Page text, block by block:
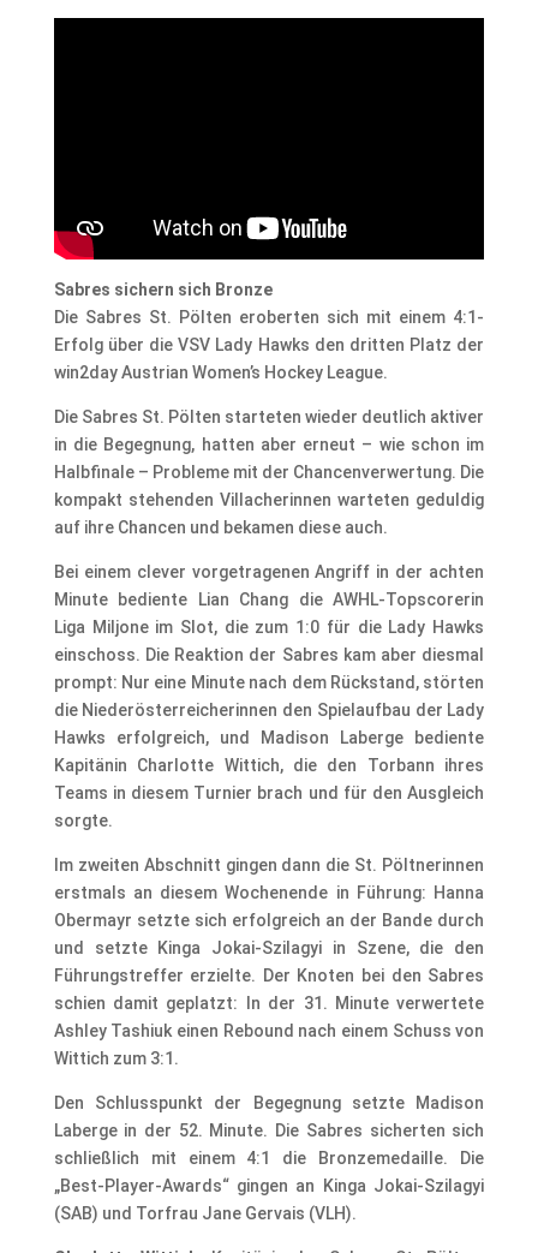
Sabres sichern sich Bronze
Die Sabres St. Pölten eroberten sich mit einem 4:1-
Erfolg über die VSV Lady Hawks den dritten Platz der
win2day Austrian Women’s Hockey League.
Die Sabres St. Pölten starteten wieder deutlich aktiver
in die Begegnung, hatten aber erneut – wie schon im
Halbfinale – Probleme mit der Chancenverwertung. Die
kompakt stehenden Villacherinnen warteten geduldig
auf ihre Chancen und bekamen diese auch.
Bei einem clever vorgetragenen Angriff in der achten
Minute bediente Lian Chang die AWHL-Topscorerin
Liga Miljone im Slot, die zum 1:0 für die Lady Hawks
einschoss. Die Reaktion der Sabres kam aber diesmal
prompt: Nur eine Minute nach dem Rückstand, störten
die Niederösterreicherinnen den Spielaufbau der Lady
Hawks erfolgreich, und Madison Laberge bediente
Kapitänin Charlotte Wittich, die den Torbann ihres
Teams in diesem Turnier brach und für den Ausgleich
sorgte.
Im zweiten Abschnitt gingen dann die St. Pöltnerinnen
erstmals an diesem Wochenende in Führung: Hanna
Obermayr setzte sich erfolgreich an der Bande durch
und setzte Kinga Jokai-Szilagyi in Szene, die den
Führungstreffer erzielte. Der Knoten bei den Sabres
schien damit geplatzt: In der 31. Minute verwertete
Ashley Tashiuk einen Rebound nach einem Schuss von
Wittich zum 3:1.
Den Schlusspunkt der Begegnung setzte Madison
Laberge in der 52. Minute. Die Sabres sicherten sich
schließlich mit einem 4:1 die Bronzemedaille. Die
„Best-Player-Awards“ gingen an Kinga Jokai-Szilagyi
(SAB) und Torfrau Jane Gervais (VLH).